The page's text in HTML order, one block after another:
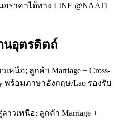
ราคาได้ทาง LINE @NAATI
นอุตรดิตถ์
หนือ; ลูกค้า Marriage + Cross-
พร้อมภาษาอังกฤษ/Lao รองรับ
าวเหนือ; ลูกค้า Marriage +